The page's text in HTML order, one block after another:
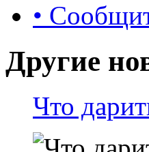
•
Другие
Что